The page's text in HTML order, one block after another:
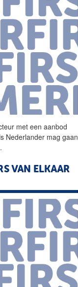
met een aanbod
Nederlander mag gaan
VAN ELKAAR